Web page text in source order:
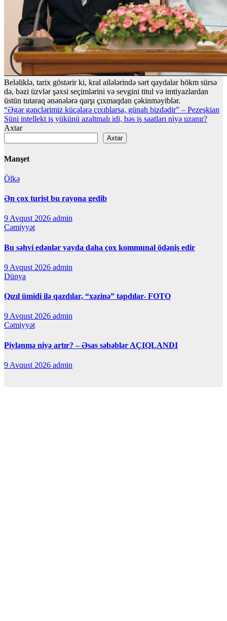
Beləliklə, tarix göstərir ki, kral ailələrində sərt qaydalar hökm sürsə
də, bəzi üzvlər şəxsi seçimlərini və sevgini titul və imtiyazlardan
üstün tutaraq ənənələrə qarşı çıxmaqdan çəkinməyiblər.
Yazı
naviqasiyası
“Əgər gənclərimiz küçələrə çıxıblarsa, günah bizdədir” – Pezeşkian
Süni intellekt iş yükünü azaltmalı idi, bəs iş saatları niyə uzanır?
Axtar
Axtar
Manşet
Ölkə
Ən çox turist bu rayona gedib
9 Avqust 2026 admin
Cəmiyyət
Bu səhvi edənlər yayda daha çox kommunal ödəniş edir
9 Avqust 2026 admin
Dünya
Qızıl ümidi ilə qazdılar, “xəzinə” tapdılar- FOTO
9 Avqust 2026 admin
Cəmiyyət
Piylənmə niyə artır? – Əsas səbəblər AÇIQLANDI
9 Avqust 2026 admin